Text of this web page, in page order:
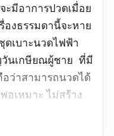
มีอาการปวดเมื่อย
องธรรมดานี้จะหาย
เบาะนวดไฟฟ้า
นเกษียณผู้ชาย ที่มี
ว่าสามารถนวดได้
อเหมาะ ไม่สร้าง
วัญวันเกษียณผู้ชาย